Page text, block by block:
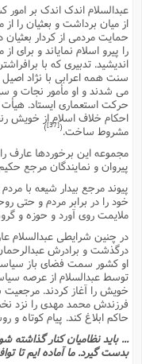
عبدالسلام اندک اندک بر
از میان برداشت و بعثیان را
حمایت مردمى از کردار بعثیان
را پیرو اسلام نمایاند و
اندیشید. تدبیرى که با
سنت همه اعرابى با نژاد
مى شدند و او مأمور نجات و
حرکت استعمارى ایستاد. هیأت
احکام خلاف اسلام از خویش
مشروط ساخت. [37]
)
مجموعه این برخوردها عارف
پیروان و نمایندگان مرجع
پیوند مرجع بیدار شیعه با
خود را در برابر مردم و حتى
ملایمت روى آورد و حوزه و
در چنین شرایطى عبدالسلام
درگذشت و برادرش
او کشور سمت فضاى باز
توسط عبدالسلام از عرصه
خویش را آغاز کردند.
فرزندش محمد مهدى را نزد
حاکم ابلاغ کند. پیام کوتاه و
... باید نظامیان کنار گذاشته
بدست گیرد. ما آماده ایم تا